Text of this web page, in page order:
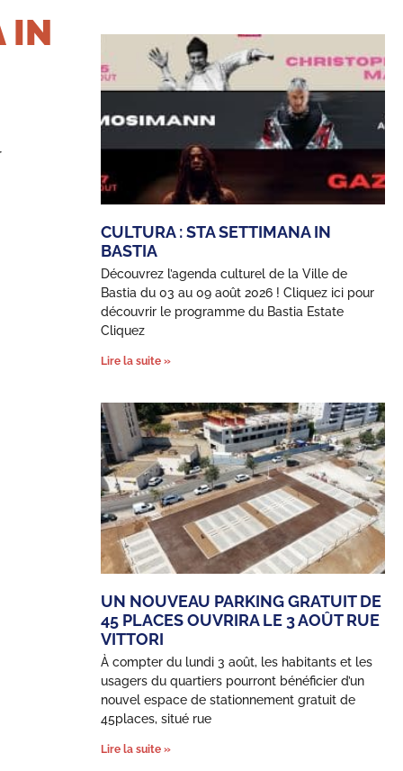
IN
CULTURA : STA SETTIMANA IN
BASTIA
Découvrez l’agenda culturel de la Ville de
Bastia du 03 au 09 août 2026 ! Cliquez ici pour
découvrir le programme du Bastia Estate
Cliquez
Lire la suite »
UN NOUVEAU PARKING GRATUIT DE
45 PLACES OUVRIRA LE 3 AOÛT RUE
VITTORI
À compter du lundi 3 août, les habitants et les
usagers du quartiers pourront bénéficier d’un
nouvel espace de stationnement gratuit de
45places, situé rue
Lire la suite »